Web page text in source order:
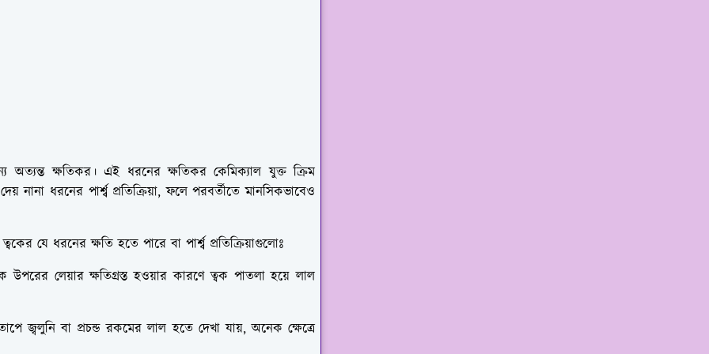
অত্যন্ত ক্ষতিকর। এই ধরনের ক্ষতিকর কেমিক্যাল যুক্ত ক্রিম
নানা ধরনের পার্শ্ব প্রতিক্রিয়া, ফলে পরবর্তীতে মানসিকভাবেও
যে ধরনের ক্ষতি হতে পারে বা পার্শ্ব প্রতিক্রিয়াগুলোঃ
উপরের লেয়ার ক্ষতিগ্রস্ত হওয়ার কারণে ত্বক পাতলা হয়ে লাল
জ্বলুনি বা প্রচন্ড রকমের লাল হতে দেখা যায়, অনেক ক্ষেত্রে